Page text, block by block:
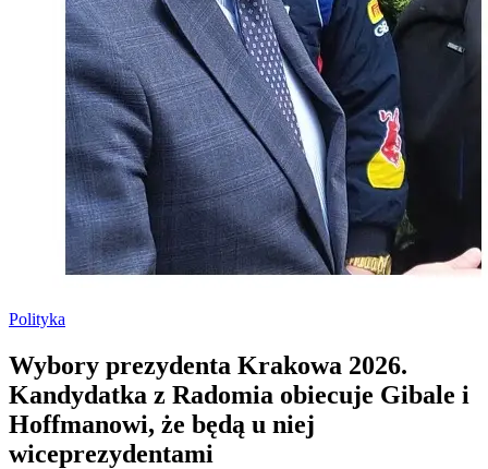
Polityka
Wybory prezydenta Krakowa 2026.
Kandydatka z Radomia obiecuje Gibale i
Hoffmanowi, że będą u niej
wiceprezydentami